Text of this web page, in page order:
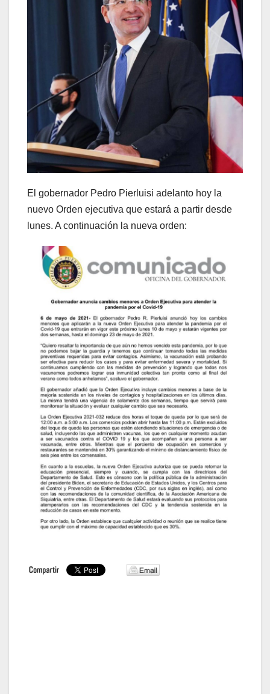
El gobernador Pedro Pierluisi adelanto hoy la
nuevo Orden ejecutiva que estará a partir desde
lunes. A continuación la nueva orden: